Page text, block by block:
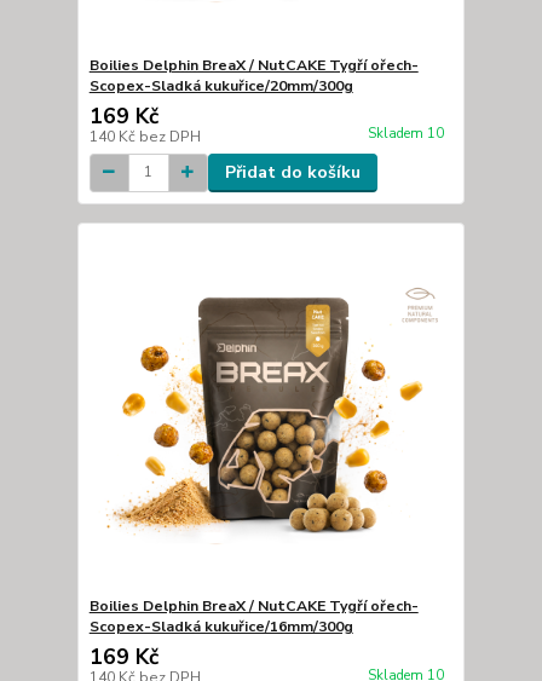
Boilies Delphin BreaX / NutCAKE Tygří ořech-
Scopex-Sladká kukuřice/20mm/300g
169 Kč
140 Kč bez DPH Skladem 10
Přidat do košíku
Boilies Delphin BreaX / NutCAKE Tygří ořech-
Scopex-Sladká kukuřice/16mm/300g
169 Kč
Skladem 10